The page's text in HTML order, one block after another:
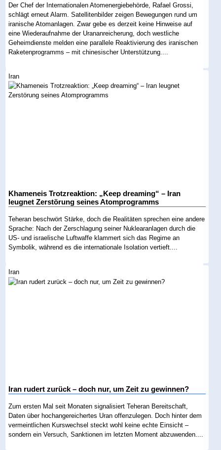
Der Chef der Internationalen Atomenergiebehörde, Rafael Grossi,
schlägt erneut Alarm. Satellitenbilder zeigen Bewegungen rund um
iranische Atomanlagen. Zwar gebe es derzeit keine Hinweise auf
eine Wiederaufnahme der Urananreicherung, doch westliche
Geheimdienste melden eine parallele Reaktivierung des iranischen
Raketenprogramms – mit chinesischer Unterstützung....
Iran
Khameneis Trotzreaktion: „Keep dreaming“ – Iran
leugnet Zerstörung seines Atomprogramms
Teheran beschwört Stärke, doch die Realitäten sprechen eine andere
Sprache: Nach der Zerschlagung seiner Nuklearanlagen durch die
US- und israelische Luftwaffe klammert sich das Regime an
Symbolik, während es die internationale Isolation vertieft....
Iran
Iran rudert zurück – doch nur, um Zeit zu gewinnen?
Zum ersten Mal seit Monaten signalisiert Teheran Bereitschaft,
Daten über hochangereichertes Uran offenzulegen. Doch hinter dem
vermeintlichen Kurswechsel steckt wohl keine echte Einsicht –
sondern ein Versuch, Sanktionen im letzten Moment abzuwenden....